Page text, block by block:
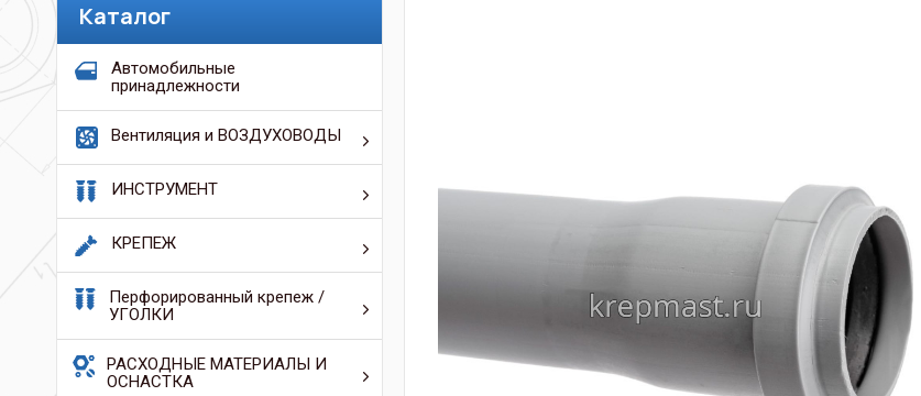
Каталог
Автомобильные
принадлежности
Вентиляция и ВОЗДУХОВОДЫ
ИНСТРУМЕНТ
КРЕПЕЖ
Перфорированный крепеж /
УГОЛКИ
РАСХОДНЫЕ МАТЕРИАЛЫ И
ОСНАСТКА